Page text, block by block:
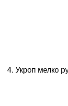
4. Укроп мелко